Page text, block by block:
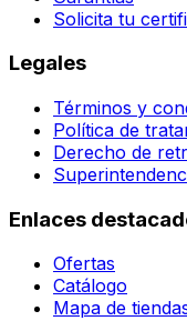
Solicita tu
Legales
Términos y
Política de
Derecho de
Enlaces
Ofertas
Catálogo
Mapa de